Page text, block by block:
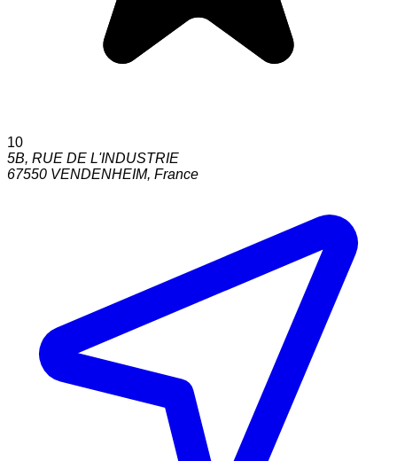
10
5B, RUE DE L'INDUSTRIE
67550 VENDENHEIM, France